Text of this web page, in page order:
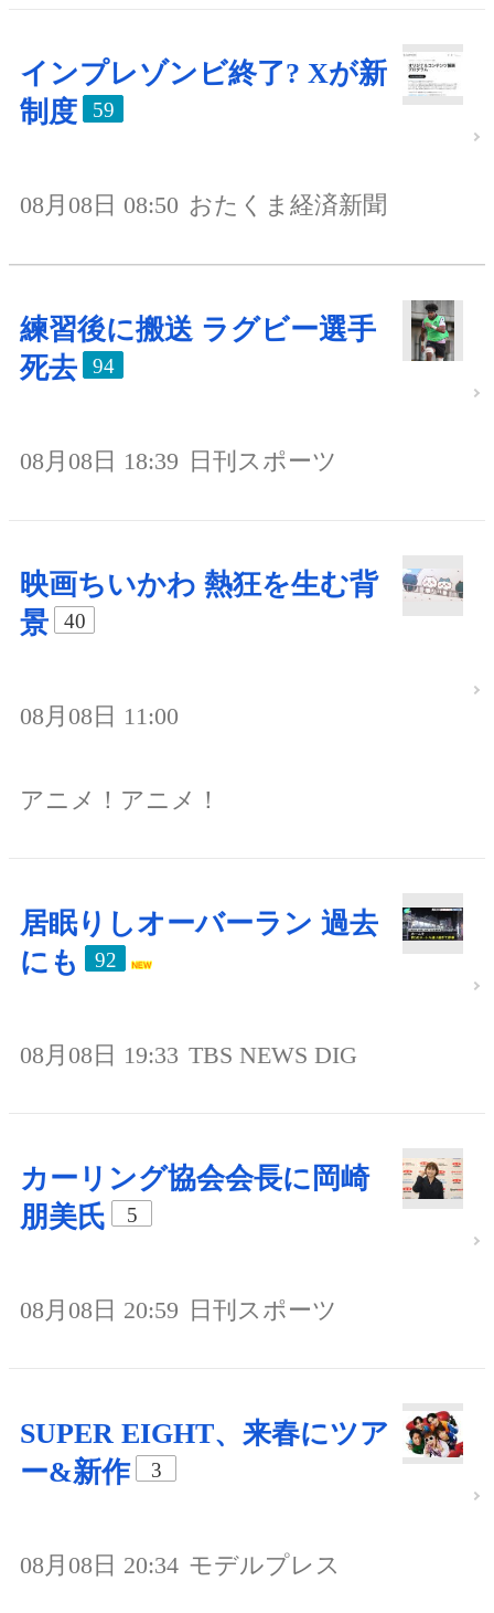
インプレゾンビ終了? Xが新
制度
59
08月08日 08:50 おたくま経済新聞
練習後に搬送 ラグビー選手
死去
94
08月08日 18:39 日刊スポーツ
映画ちいかわ 熱狂を生む背
景
40
08月08日 11:00
アニメ！アニメ！
居眠りしオーバーラン 過去
にも
92
08月08日 19:33 TBS NEWS DIG
カーリング協会会長に岡崎
朋美氏
5
08月08日 20:59 日刊スポーツ
SUPER EIGHT、来春にツア
ー&新作
3
08月08日 20:34 モデルプレス